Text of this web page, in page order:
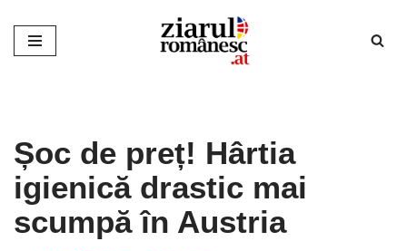
Sari
Șoc de preț! Hârtia
igienică drastic mai
scumpă în Austria